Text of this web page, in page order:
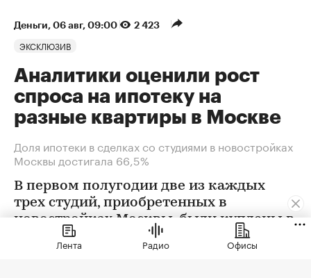
Деньги⁠, 06 авг, 09:00 2 423
ЭКСКЛЮЗИВ
Аналитики оценили рост
спроса на ипотеку на
разные квартиры в Москве
Доля ипотеки в сделках со студиями в новостройках
Москвы достигала 66,5%
В первом полугодии две из каждых
трех студий, приобретенных в
новостройках Москвы, были куплены в
ипотеку. В сегменте трешек ипотечных
сделок менее половины, а среди
Лента Радио Офисы